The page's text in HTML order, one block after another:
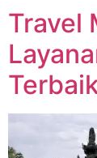
Travel